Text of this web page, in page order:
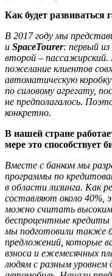
Как будет развиваться
В 2017 году мы
и SpaceTourer: первый из
второй –
пожелание клиентов
автоматическую
по силовому агрегату,
не предполагалось.
конкретно.
В нашей стране
мере это способствует
Вместе с банком мы
программы по
в области лизинга. Как
составляют около 40%,
можно считать
беспроцентные кредиты
мы подготовили также
предложений, которые
взноса и ежемесячных
людям с разным уровнем